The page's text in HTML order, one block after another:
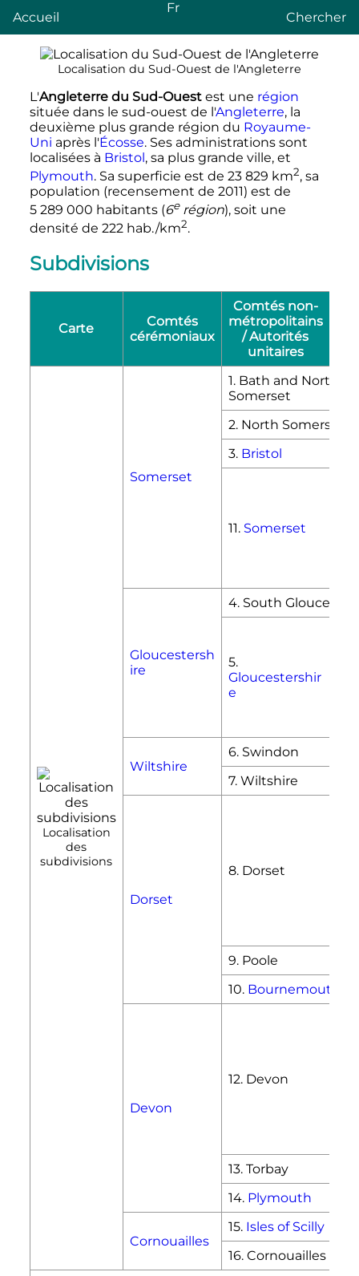
Accueil
Fr
Chercher
Localisation du Sud-Ouest de l'Angleterre
L'Angleterre du Sud-Ouestest une région
située dans le sud-ouest de l'Angleterre, la
deuxième plus grande région du Royaume-
Uni après l'Écosse. Ses administrations sont
localisées à Bristol, sa plus grande ville, et
Plymouth. Sa superficie est de 23 829 km2, sa
population (recensement de 2011) est de
5 289 000 habitants (6e région), soit une
densité de 222 hab./km2.
Subdivisions
Carte
Comtés
cérémoniaux
Comtés non-
métropolitains
/ Autorités
unitaires
Localisation
des
subdivisions
Somerset
1. Bath and North
Somerset
2. North Somerset
3. Bristol
11. Somerset
Gloucestersh
ire
4. South
5.
Gloucestershir
e
Wiltshire
6. Swindon
7. Wiltshire
Dorset
8. Dorset
9. Poole
10. Bournemouth
Devon
12. Devon
13. Torbay
14. Plymouth
Cornouailles
15. Isles of Scilly
16. Cornouailles (